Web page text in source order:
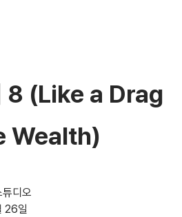
8 (Like a Drag
Wealth)
디오
26일